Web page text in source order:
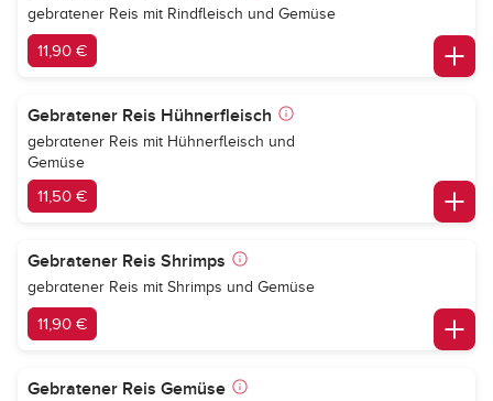
gebratener Reis mit Rindfleisch und Gemüse
11,90 €
Gebratener Reis Hühnerfleisch
gebratener Reis mit Hühnerfleisch und
Gemüse
11,50 €
Gebratener Reis Shrimps
gebratener Reis mit Shrimps und Gemüse
11,90 €
Gebratener Reis Gemüse